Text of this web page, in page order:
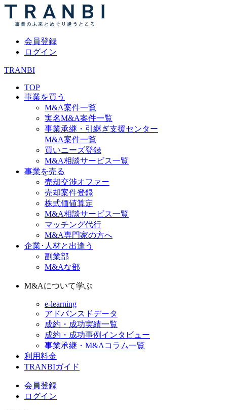
会員登録
ログイン
TRANBI
TOP
事業を買う
M&A案件一覧
実名M&A案件一覧
事業承継・引継ぎ支援センター
M&A案件一覧
買いニーズ登録
M&A相談サービス一覧
事業を売る
売却交渉オファー
売却案件登録
株式価値算定
M&A相談サービス一覧
マッチング代行
M&A専門家の方へ
企業･人材と出逢う
副業部
M&Aな部
M&Aについて学ぶ
e-learning
アドバンスドデータ
成約・成功実績一覧
成約・成功事例インタビュー
事業承継・M&Aコラム一覧
利用料金
TRANBIガイド
会員登録
ログイン